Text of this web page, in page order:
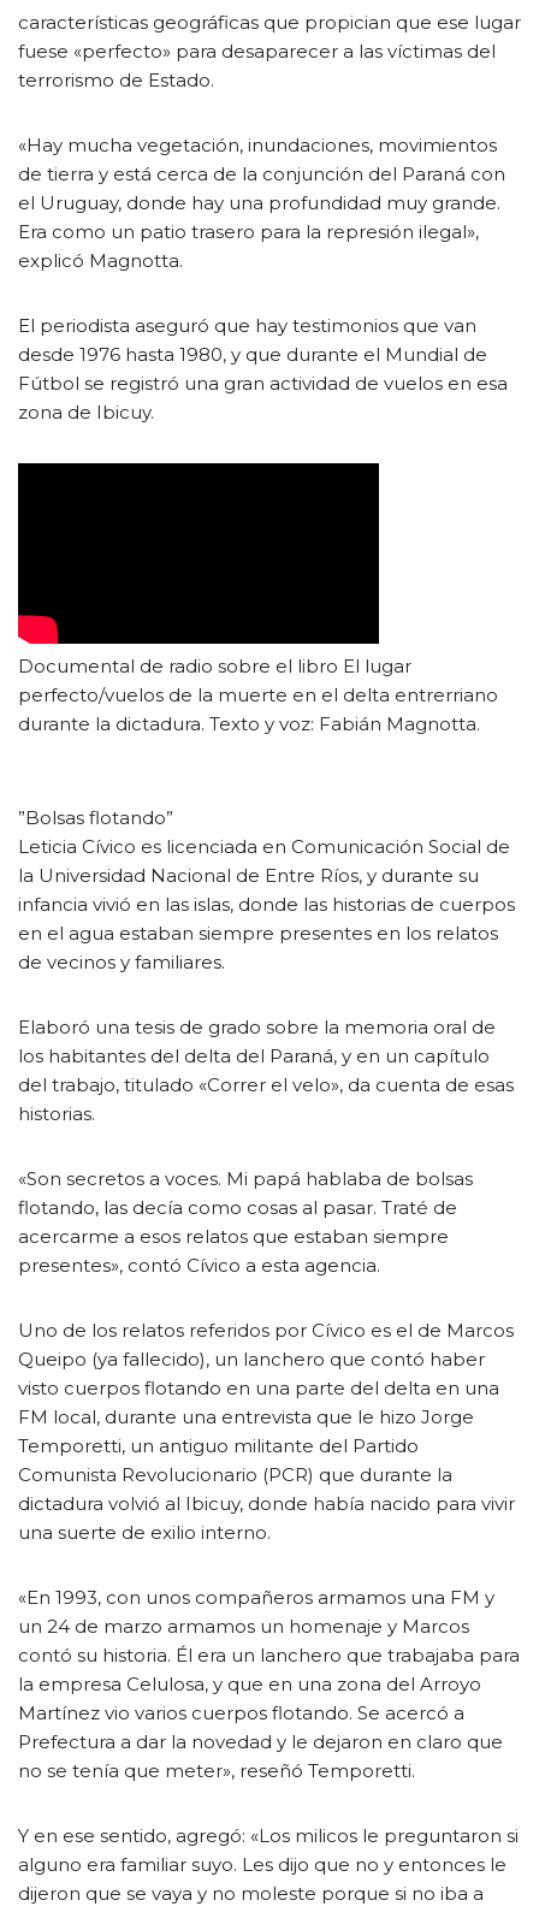
características geográficas que propician que ese lugar
fuese «perfecto» para desaparecer a las víctimas del
terrorismo de Estado.
«Hay mucha vegetación, inundaciones, movimientos
de tierra y está cerca de la conjunción del Paraná con
el Uruguay, donde hay una profundidad muy grande.
Era como un patio trasero para la represión ilegal»,
explicó Magnotta.
El periodista aseguró que hay testimonios que van
desde 1976 hasta 1980, y que durante el Mundial de
Fútbol se registró una gran actividad de vuelos en esa
zona de Ibicuy.
Documental de radio sobre el libro El lugar
perfecto/vuelos de la muerte en el delta entrerriano
durante la dictadura. Texto y voz: Fabián Magnotta.
”Bolsas flotando”
Leticia Cívico es licenciada en Comunicación Social de
la Universidad Nacional de Entre Ríos, y durante su
infancia vivió en las islas, donde las historias de cuerpos
en el agua estaban siempre presentes en los relatos
de vecinos y familiares.
Elaboró una tesis de grado sobre la memoria oral de
los habitantes del delta del Paraná, y en un capítulo
del trabajo, titulado «Correr el velo», da cuenta de esas
historias.
«Son secretos a voces. Mi papá hablaba de bolsas
flotando, las decía como cosas al pasar. Traté de
acercarme a esos relatos que estaban siempre
presentes», contó Cívico a esta agencia.
Uno de los relatos referidos por Cívico es el de Marcos
Queipo (ya fallecido), un lanchero que contó haber
visto cuerpos flotando en una parte del delta en una
FM local, durante una entrevista que le hizo Jorge
Temporetti, un antiguo militante del Partido
Comunista Revolucionario (PCR) que durante la
dictadura volvió al Ibicuy, donde había nacido para vivir
una suerte de exilio interno.
«En 1993, con unos compañeros armamos una FM y
un 24 de marzo armamos un homenaje y Marcos
contó su historia. Él era un lanchero que trabajaba para
la empresa Celulosa, y que en una zona del Arroyo
Martínez vio varios cuerpos flotando. Se acercó a
Prefectura a dar la novedad y le dejaron en claro que
no se tenía que meter», reseñó Temporetti.
Y en ese sentido, agregó: «Los milicos le preguntaron si
alguno era familiar suyo. Les dijo que no y entonces le
dijeron que se vaya y no moleste porque si no iba a